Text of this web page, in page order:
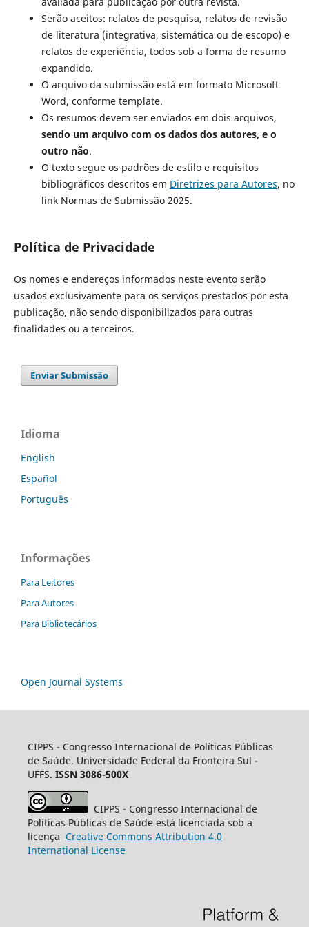
Serão aceitos: relatos de pesquisa, relatos de revisão
de literatura (integrativa, sistemática ou de escopo) e
relatos de experiência, todos sob a forma de resumo
expandido.
O arquivo da submissão está em formato Microsoft
Word, conforme template.
Os resumos devem ser enviados em dois arquivos,
sendo um arquivo com os dados dos autores, e o
outro não.
O texto segue os padrões de estilo e requisitos
bibliográficos descritos em Diretrizes para Autores, no
link Normas de Submissão 2025.
Política de Privacidade
Os nomes e endereços informados neste evento serão
usados exclusivamente para os serviços prestados por esta
publicação, não sendo disponibilizados para outras
finalidades ou a terceiros.
Enviar Submissão
Idioma
English
Español
Português
Informações
Para Leitores
Para Autores
Para Bibliotecários
Open Journal Systems
CIPPS - Congresso Internacional de Políticas Públicas
de Saúde. Universidade Federal da Fronteira Sul -
UFFS. ISSN 3086-500X
CIPPS - Congresso Internacional de
Políticas Públicas de Saúde está licenciada sob a
licença Creative Commons Attribution 4.0
International License